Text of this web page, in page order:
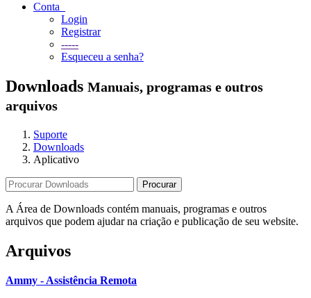
Conta
Login
Registrar
-----
Esqueceu a senha?
Downloads Manuais, programas e outros
arquivos
Suporte
Downloads
Aplicativo
A Área de Downloads contém manuais, programas e outros
arquivos que podem ajudar na criação e publicação de seu website.
Arquivos
Ammy - Assistência Remota